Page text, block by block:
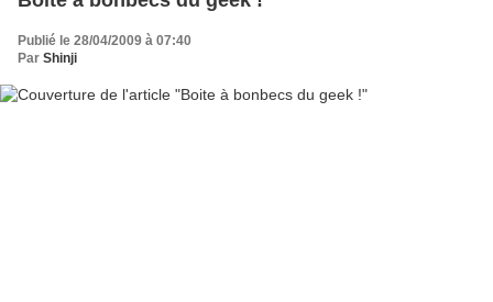
Publié le 28/04/2009 à 07:40
Par Shinji